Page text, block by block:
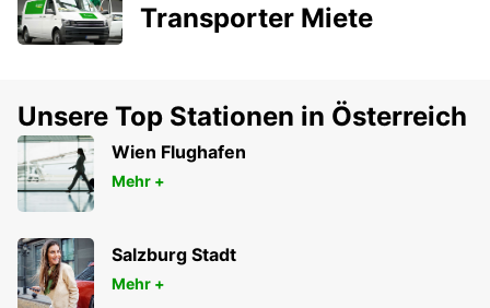
Transporter Miete
Unsere Top Stationen in Österreich
Wien Flughafen
Mehr +
Salzburg Stadt
Mehr +